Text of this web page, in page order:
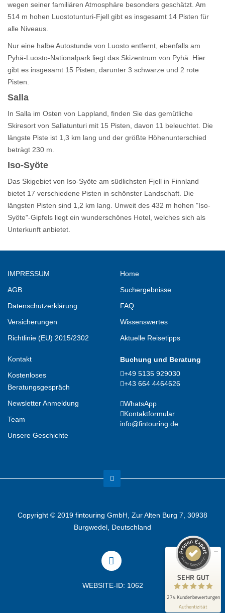
wegen seiner familiären Atmosphäre besonders geschätzt. Am
514 m hohen Luostotunturi-Fjell gibt es insgesamt 14 Pisten für
alle Niveaus.
Nur eine halbe Autostunde von Luosto entfernt, ebenfalls am
Pyhä-Luosto-Nationalpark liegt das Skizentrum von Pyhä. Hier
gibt es insgesamt 15 Pisten, darunter 3 schwarze und 2 rote
Pisten.
Salla
In Salla im Osten von Lappland, finden Sie das gemütliche
Skiresort von Sallatunturi mit 15 Pisten, davon 11 beleuchtet. Die
längste Piste ist 1,3 km lang und der größte Höhenunterschied
beträgt 230 m.
Iso-Syöte
Das Skigebiet von Iso-Syöte am südlichsten Fjell in Finnland
bietet 17 verschiedene Pisten in schönster Landschaft. Die
längsten Pisten sind 1,2 km lang. Unweit des 432 m hohen "Iso-
Syöte"-Gipfels liegt ein wunderschönes Hotel, welches sich als
Unterkunft anbietet.
IMPRESSUM
AGB
Datenschutzerklärung
Versicherungen
Richtlinie (EU) 2015/2302
Home
Suchergebnisse
FAQ
Wissenswertes
Aktuelle Reisetipps
Kontakt
Kostenloses
Beratungsgespräch
Newsletter Anmeldung
Team
Unsere Geschichte
Buchung und Beratung
+49 5135 929030
+43 664 4464626
WhatsApp
Kontaktformular
info@fintouring.de
Copyright © 2019 fintouring GmbH, Zur Alten Burg 7, 30938
Burgwedel, Deutschland
WEBSITE-ID: 1062
SEHR GUT
274 Kundenbewertungen
Authentizität
99%
SEHR GUT
167
Bewertungen auf
ProvenExpert.com
107
Bewertungen von 2
Blick aufs ProvenExpert-Profil werfen